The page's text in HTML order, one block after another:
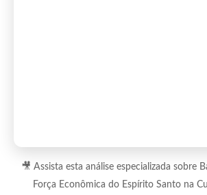
🎥 Assista esta análise especializada sobre
Força Econômica do Espírito Santo na